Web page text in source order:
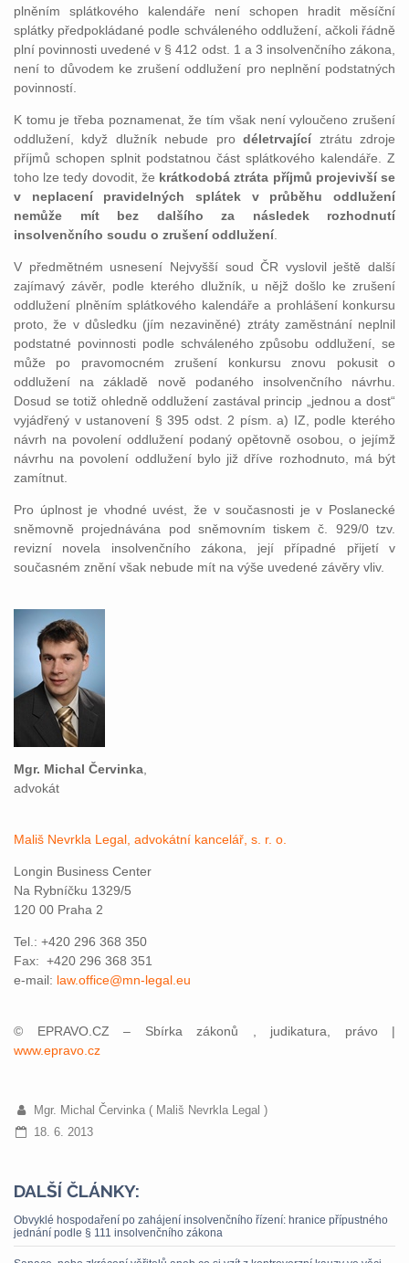
plněním splátkového kalendáře není schopen hradit měsíční
splátky předpokládané podle schváleného oddlužení, ačkoli řádně
plní povinnosti uvedené v § 412 odst. 1 a 3 insolvenčního zákona,
není to důvodem ke zrušení oddlužení pro neplnění podstatných
povinností.
K tomu je třeba poznamenat, že tím však není vyloučeno zrušení
oddlužení, když dlužník nebude prodéletrvající ztrátu zdroje
příjmů schopen splnit podstatnou část splátkového kalendáře. Z
toho lze tedy dovodit, že krátkodobá ztráta příjmů projevivší se
v neplacení pravidelných splátek v průběhu oddlužení
nemůže mít bez dalšího za následek rozhodnutí
insolvenčního soudu o zrušení oddlužení
V předmětném usnesení Nejvyšší soud ČR vyslovil ještě další
zajímavý závěr, podle kterého dlužník, u nějž došlo ke zrušení
oddlužení plněním splátkového kalendáře a prohlášení konkursu
proto, že v důsledku (jím nezaviněné) ztráty zaměstnání neplnil
podstatné povinnosti podle schváleného způsobu oddlužení, se
může po pravomocném zrušení konkursu znovu pokusit o
oddlužení na základě nově podaného insolvenčního návrhu.
Dosud se totiž ohledně oddlužení zastával princip „jednou a dost“
vyjádřený v ustanovení § 395 odst. 2 písm. a) IZ, podle kterého
návrh na povolení oddlužení podaný opětovně osobou, o jejímž
návrhu na povolení oddlužení bylo již dříve rozhodnuto, má být
zamítnut.
Pro úplnost je vhodné uvést, že v současnosti je v Poslanecké
sněmovně projednávána pod sněmovním tiskem č. 929/0 tzv.
revizní novela insolvenčního zákona, její případné přijetí v
současném znění však nebude mít na výše uvedené závěry vliv.
Mgr. Michal Červinka
advokát
Mališ Nevrkla Legal, advokátní kancelář, s. r. o.
Longin Business Center
Na Rybníčku 1329/5
120 00 Praha 2
Tel.: +420 296 368 350
Fax: +420 296 368 351
e-mail: law.office@mn-legal.eu
© EPRAVO.CZ – Sbírka zákonů , judikatura, právo |
www.epravo.cz
Mgr. Michal Červinka ( Mališ Nevrkla Legal )
18. 6. 2013
DALŠÍ ČLÁNKY:
Obvyklé hospodaření po zahájení insolvenčního řízení: hranice přípustného
jednání podle § 111 insolvenčního zákona